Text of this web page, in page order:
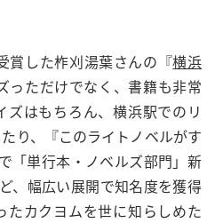
賞した柞刈湯葉さんの『横浜
っただけでなく、書籍も非常
ズはもちろん、横浜駅でのリ
り、『このライトノベルがす
「単行本・ノベルズ部門」新
、幅広い展開で知名度を獲得
たカクヨムを世に知らしめた